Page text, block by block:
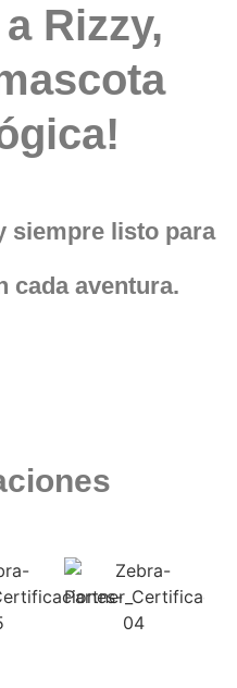
Rizzy,
siempre listo para
cada aventura.